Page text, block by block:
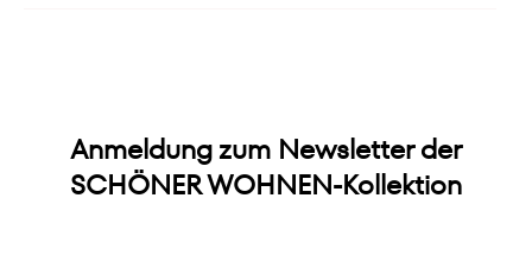
Anmeldung zum Newsletter der
SCHÖNER WOHNEN-Kollektion